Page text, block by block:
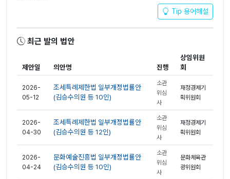
Tip 용어해설
최근 발의 법안
제안일 의안명 진행
상임위원
회
2026-
05-12
조세특례제한법 일부개정법률안
(김승수의원 등 10인)
소관
위심
사
재정경제기
획위원회
2026-
04-30
조세특례제한법 일부개정법률안
(김승수의원 등 12인)
소관
위심
사
재정경제기
획위원회
2026-
04-24
문화예술진흥법 일부개정법률안
(김승수의원 등 10인)
소관
위심
사
문화체육관
광위원회